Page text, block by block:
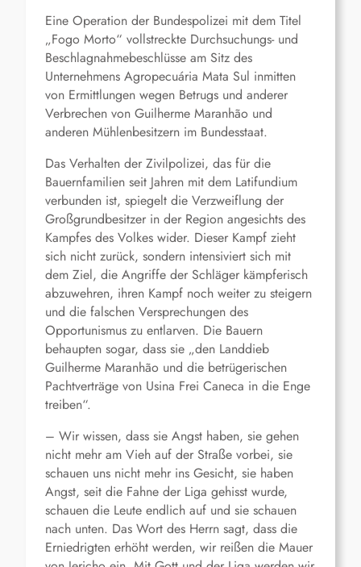
Eine Operation der Bundespolizei mit dem Titel
„Fogo Morto“ vollstreckte Durchsuchungs- und
Beschlagnahmebeschlüsse am Sitz des
Unternehmens Agropecuária Mata Sul inmitten
von Ermittlungen wegen Betrugs und anderer
Verbrechen von Guilherme Maranhão und
anderen Mühlenbesitzern im Bundesstaat.
Das Verhalten der Zivilpolizei, das für die
Bauernfamilien seit Jahren mit dem Latifundium
verbunden ist, spiegelt die Verzweiflung der
Großgrundbesitzer in der Region angesichts des
Kampfes des Volkes wider. Dieser Kampf zieht
sich nicht zurück, sondern intensiviert sich mit
dem Ziel, die Angriffe der Schläger kämpferisch
abzuwehren, ihren Kampf noch weiter zu steigern
und die falschen Versprechungen des
Opportunismus zu entlarven. Die Bauern
behaupten sogar, dass sie „den Landdieb
Guilherme Maranhão und die betrügerischen
Pachtverträge von Usina Frei Caneca in die Enge
treiben“.
– Wir wissen, dass sie Angst haben, sie gehen
nicht mehr am Vieh auf der Straße vorbei, sie
schauen uns nicht mehr ins Gesicht, sie haben
Angst, seit die Fahne der Liga gehisst wurde,
schauen die Leute endlich auf und sie schauen
nach unten. Das Wort des Herrn sagt, dass die
Erniedrigten erhöht werden, wir reißen die Mauer